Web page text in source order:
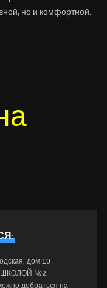
но и комфортной.
дом 10
№2.
добраться на